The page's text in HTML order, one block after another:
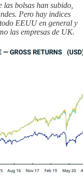
bolsas han subido,
Pero hay indices
EEUU en general y
las empresas de UK.